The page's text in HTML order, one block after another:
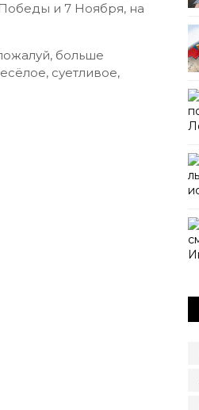
и 7 Ноября, на
больше
суетливое,